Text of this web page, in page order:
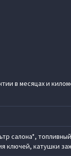
в месяцах и
салона*,
ключей, катушки